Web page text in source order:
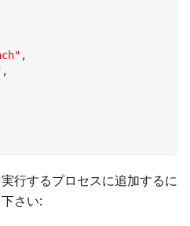
,
,
行するプロセスに追加するに
さい: